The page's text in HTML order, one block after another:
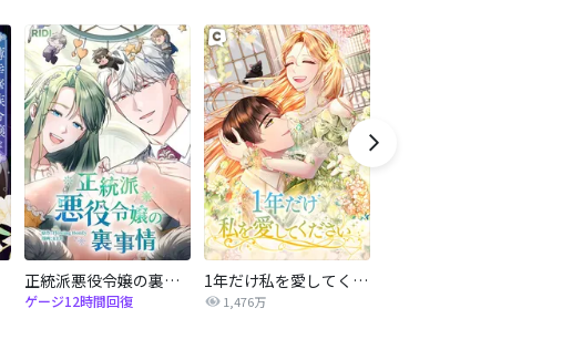
正統派悪役令嬢の裏事情
ゲージ12時間回復
1年だけ私を愛してください
1,476万